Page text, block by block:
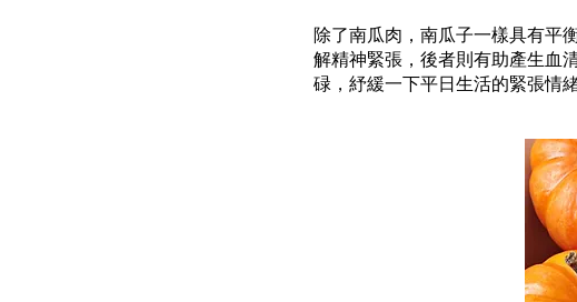
除了南瓜肉，南瓜子一樣具有平
解精神緊張，後者則有助產生血
碌，紓緩一下平日生活的緊張情